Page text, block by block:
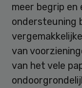
meer begrip en
ondersteuning
van
van het vele